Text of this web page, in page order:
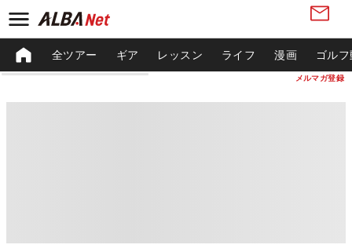
メルマガ登録
全ツアー ギア レッスン ライフ 漫画 ゴル